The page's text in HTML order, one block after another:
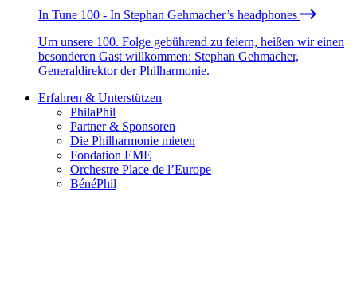
In Tune 100 - In Stephan Gehmacher’s headphones
Um unsere 100. Folge gebührend zu feiern, heißen wir einen
besonderen Gast willkommen: Stephan Gehmacher,
Generaldirektor der Philharmonie.
Erfahren & Unterstützen
PhilaPhil
Partner & Sponsoren
Die Philharmonie mieten
Fondation EME
Orchestre Place de l’Europe
BénéPhil